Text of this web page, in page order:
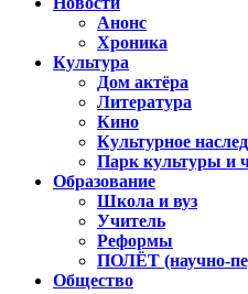
Анонс
Хроника
Культура
Дом актёра
Литература
Кино
Культурное
Парк культуры и
Образование
Школа и вуз
Учитель
Реформы
ПОЛЁТ (научно-
Общество